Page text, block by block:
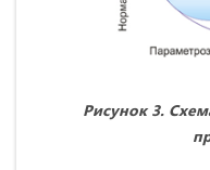
Рисунок 3.